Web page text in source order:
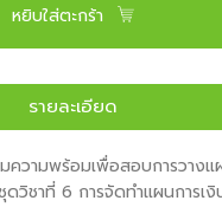
หยิบใส่ตะกร้า
รายละเอียด
วามพร้อมเพื่อสอบการวางแ
วิชาที่ 6 การจัดทำแผนการเงิ